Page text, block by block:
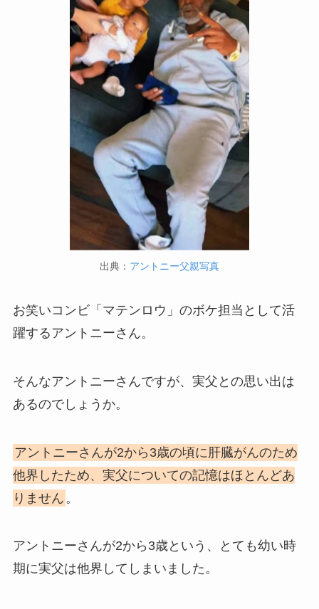
出典： アントニー父親写真
お笑いコンビ「マテンロウ」のボケ担当として活
躍するアントニーさん。
そんなアントニーさんですが、実父との思い出は
あるのでしょうか。
アントニーさんが2から3歳の頃に肝臓がんのため
他界したため、実父についての記憶はほとんどあ
りません 。
アントニーさんが2から3歳という、とても幼い時
期に実父は他界してしまいました。